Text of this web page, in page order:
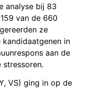
analyse bij 83
van de 660
ze
in
aan de
VS) ging in op de